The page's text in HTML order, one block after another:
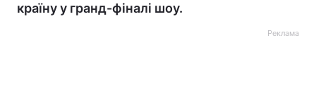
країну у гранд-фіналі шоу.
Реклама